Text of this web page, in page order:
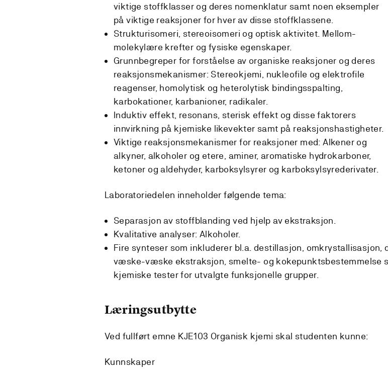
viktige stoffklasser og deres nomenklatur samt noen eksempler
på viktige reaksjoner for hver av disse stoffklassene.
Strukturisomeri, stereoisomeri og optisk aktivitet. Mellom-
molekylære krefter og fysiske egenskaper.
Grunnbegreper for forståelse av organiske reaksjoner og deres
reaksjonsmekanismer: Stereokjemi, nukleofile og elektrofile
reagenser, homolytisk og heterolytisk bindingsspalting,
karbokationer, karbanioner, radikaler.
Induktiv effekt, resonans, sterisk effekt og disse faktorers
innvirkning på kjemiske likevekter samt på reaksjonshastigheter.
Viktige reaksjonsmekanismer for reaksjoner med: Alkener og
alkyner, alkoholer og etere, aminer, aromatiske hydrokarboner,
ketoner og aldehyder, karboksylsyrer og karboksylsyrederivater.
Laboratoriedelen inneholder følgende tema:
Separasjon av stoffblanding ved hjelp av ekstraksjon.
Kvalitative analyser: Alkoholer.
Fire synteser som inkluderer bl.a. destillasjon, omkrystallisasjon,
væske-væske ekstraksjon, smelte- og kokepunktsbestemmelse
kjemiske tester for utvalgte funksjonelle grupper.
Læringsutbytte
Ved fullført emne KJE103 Organisk kjemi skal studenten kunne:
Kunnskaper